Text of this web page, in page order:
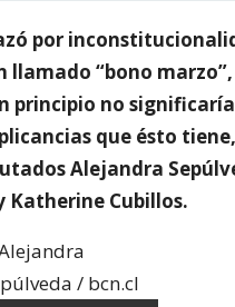
por
llamado “bono
principio no
que ésto
Alejandra
Katherine Cubillos.